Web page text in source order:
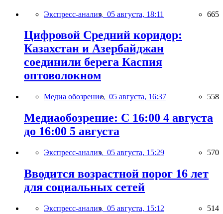
Экспресс-анализ, 05 августа, 18:11 665
Цифровой Средний коридор:
Казахстан и Азербайджан
соединили берега Каспия
оптоволокном
Медиа обозрение, 05 августа, 16:37 558
Медиаобозрение: С 16:00 4 августа
до 16:00 5 августа
Экспресс-анализ, 05 августа, 15:29 570
Вводится возрастной порог 16 лет
для социальных сетей
Экспресс-анализ, 05 августа, 15:12 514